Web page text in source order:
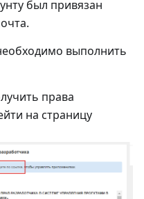
был привязан
выполнить
права
на страницу